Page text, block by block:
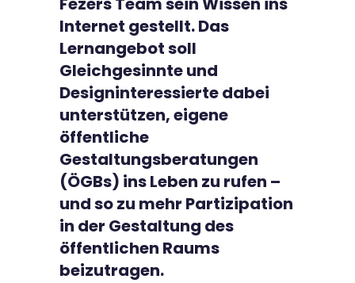
Internet gestellt. Das
Lernangebot soll
Gleichgesinnte und
Designinteressierte dabei
unterstützen, eigene
öffentliche
Gestaltungsberatungen
(ÖGBs) ins Leben zu rufen –
und so zu mehr Partizipation
in der Gestaltung des
öffentlichen Raums
beizutragen.